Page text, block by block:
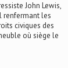
John Lewis,
renfermant les
civiques des
où siège le